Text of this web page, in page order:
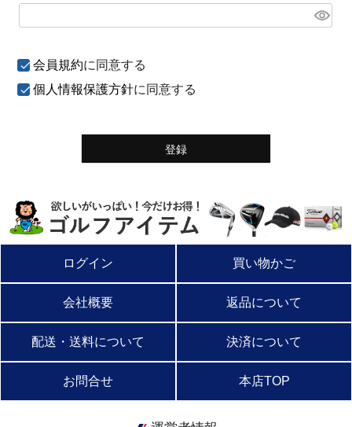
須
)
会員規約に同意する
個人情報保護方針に同意する
登録
ログイン 買い物かご
会社概要 返品について
配送・送料について 決済について
お問合せ 本店TOP